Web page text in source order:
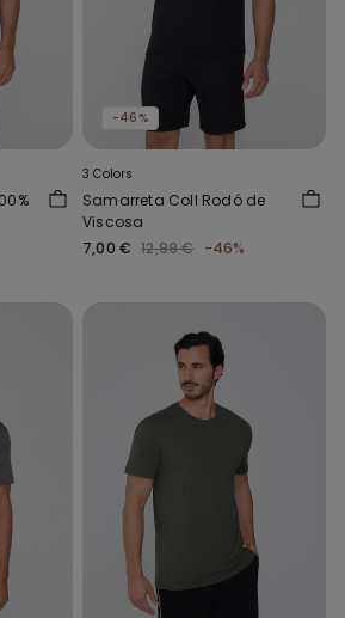
-46%
3 Colors
Samarreta Coll Rodó de
Viscosa
7,00 € 12,99 € -46%